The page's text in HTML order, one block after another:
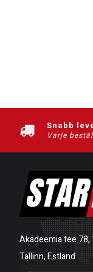
Snabb
Varje
Akadeemia tee 78,
Tallinn, Estland